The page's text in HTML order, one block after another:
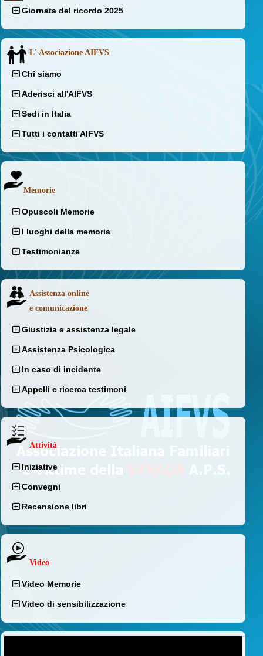
Giornata del ricordo 2025
L' Associazione AIFVS
Chi siamo
Aderisci all'AIFVS
Sedi in Italia
Tutti i contatti AIFVS
Memorie
Opuscoli Memorie
I luoghi della memoria
Testimonianze
Assistenza online
e comunicazione
Giustizia e assistenza legale
Assistenza Psicologica
In caso di incidente
Appelli e ricerca testimoni
Attività
Iniziative
Convegni
Recensione libri
Video
Video Memorie
Video di sensibilizzazione